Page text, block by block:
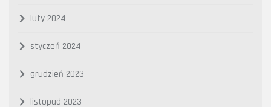
luty 2024
styczeń 2024
grudzień 2023
listopad 2023